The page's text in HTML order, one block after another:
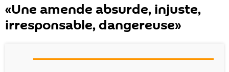
«Une amende absurde, injuste,
irresponsable, dangereuse»